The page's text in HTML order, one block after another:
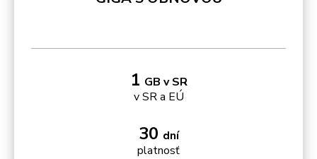
1 GB v SR
v SR a EÚ
30 dní
platnosť